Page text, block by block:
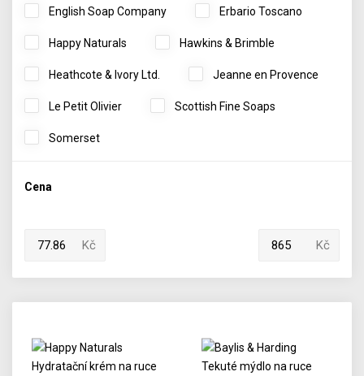
English Soap Company Erbario Toscano
Happy Naturals Hawkins & Brimble
Heathcote & Ivory Ltd. Jeanne en Provence
Le Petit Olivier Scottish Fine Soaps
Somerset
Cena
Kč Kč